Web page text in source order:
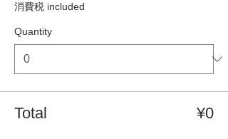
消費税 included
Quantity
Total ¥0